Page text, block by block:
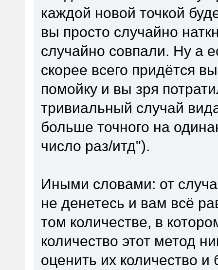
каждой новой точкой
вы просто случайно
случайно совпали. Ну а
скорее всего придётся
помойку и вы зря
тривиальный случай
больше точного на
число раз/итд").
Иными словами: от
не денетесь и вам всё
том количестве, в
количество этот метод
оценить их количество и